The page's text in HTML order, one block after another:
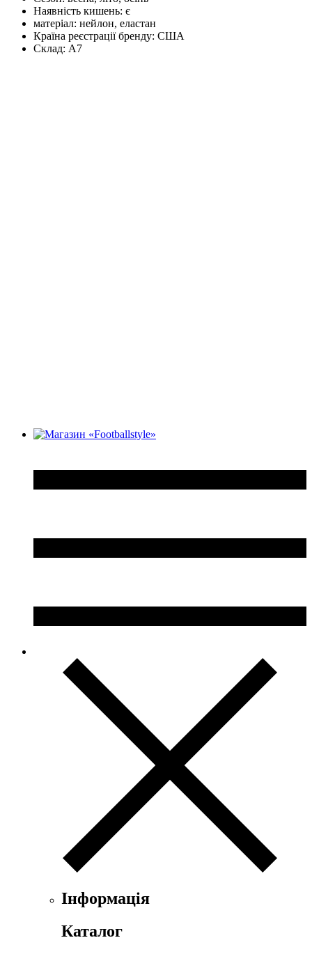
Наявність кишень: є
матеріал: нейлон, еластан
Країна реєстрації бренду: США
Склад: А7
Інформація
Каталог